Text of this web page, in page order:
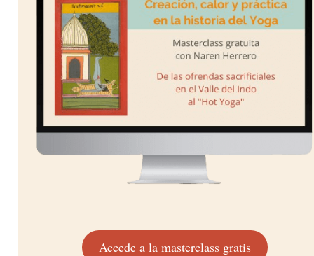
Accede a la masterclass gratis